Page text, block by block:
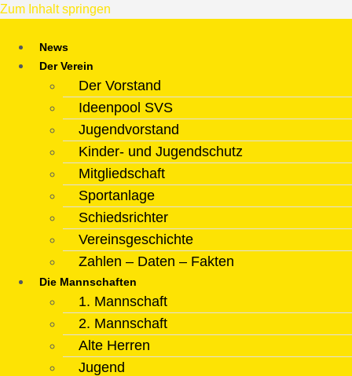
Zum Inhalt springen
News
Der Verein
Der Vorstand
Ideenpool SVS
Jugendvorstand
Kinder- und Jugendschutz
Mitgliedschaft
Sportanlage
Schiedsrichter
Vereinsgeschichte
Zahlen – Daten – Fakten
Die Mannschaften
1. Mannschaft
2. Mannschaft
Alte Herren
Jugend